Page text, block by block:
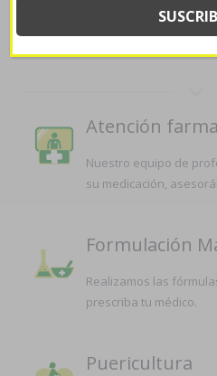
SERVICIOS QUE
LA
Atención
Nuestro equipo de
su medicación,
Formulación
Realizamos las
prescriba tu médico.
Puericultura